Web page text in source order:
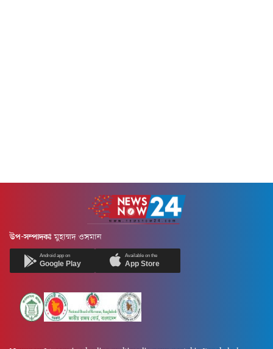
উপ-সম্পাদকঃ মুহাম্মদ ওসমান
Android app on
Google Play
Available on the
App Store